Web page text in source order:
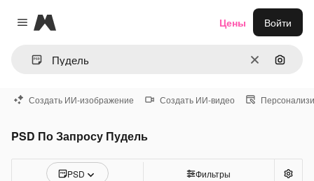
Close menu
Magnific
ОчиститьПоиск
Цены Войти
Создать ИИ-изображение Создать ИИ-видео
PSD По Запросу Пудель
PSD Фильтры